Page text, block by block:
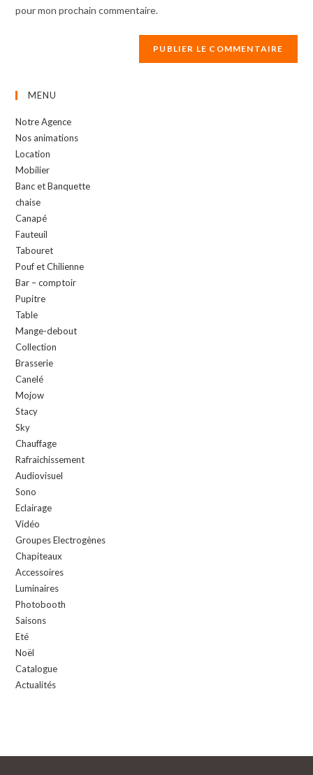
pour mon prochain commentaire.
MENU
Notre Agence
Nos animations
Location
Mobilier
Banc et Banquette
chaise
Canapé
Fauteuil
Tabouret
Pouf et Chilienne
Bar – comptoir
Pupitre
Table
Mange-debout
Collection
Brasserie
Canelé
Mojow
Stacy
Sky
Chauffage
Rafraichissement
Audiovisuel
Sono
Eclairage
Vidéo
Groupes Electrogènes
Chapiteaux
Accessoires
Luminaires
Photobooth
Saisons
Eté
Noël
Catalogue
Actualités